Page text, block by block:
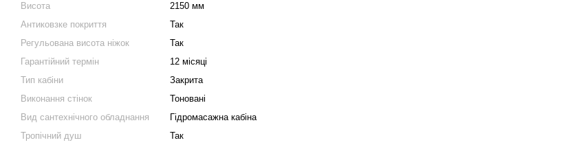
Висота
2150 мм
Антиковзке покриття
Так
Регульована висота ніжок
Так
Гарантійний термін
12 місяці
Тип кабіни
Закрита
Виконання стінок
Тоновані
Вид сантехнічного обладнання
Гідромасажна кабіна
Тропічний душ
Так